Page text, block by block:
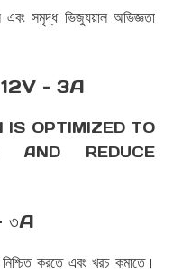
এবং সমৃদ্ধ ভিজ্যুয়াল অভিজ্ঞতা
– 3A
IS OPTIMIZED TO
AND REDUCE
৩A
করতে এবং খরচ কমাতে।